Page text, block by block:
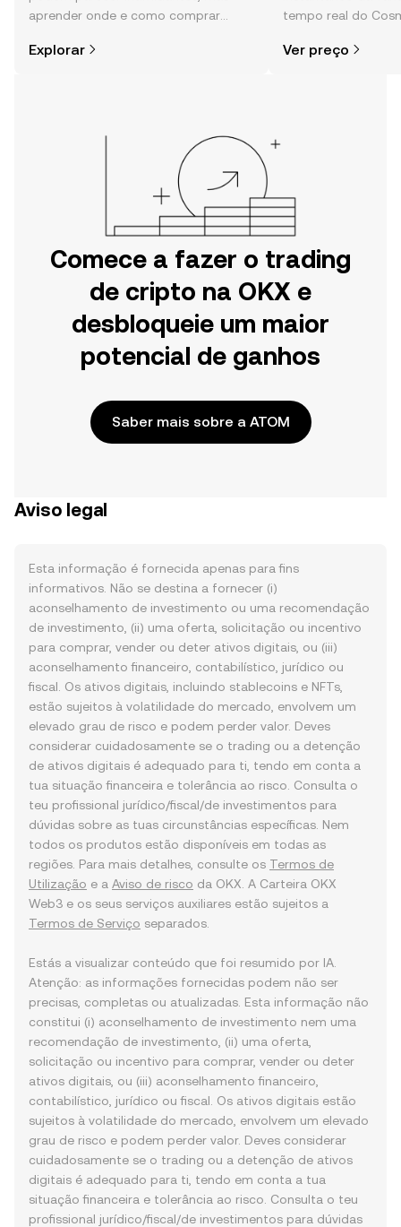
aprender onde e como comprar
Começa a tua viagem na aplicação
Explorar
tempo real do
mais.
Ver preço
Comece a fazer o trading
de cripto na OKX e
desbloqueie um maior
potencial de ganhos
Saber mais sobre a ATOM
Aviso legal
Esta informação é fornecida apenas para fins
informativos. Não se destina a fornecer (i)
aconselhamento de investimento ou uma recomendação
de investimento, (ii) uma oferta, solicitação ou incentivo
para comprar, vender ou deter ativos digitais, ou (iii)
aconselhamento financeiro, contabilístico, jurídico ou
fiscal. Os ativos digitais, incluindo stablecoins e NFTs,
estão sujeitos à volatilidade do mercado, envolvem um
elevado grau de risco e podem perder valor. Deves
considerar cuidadosamente se o trading ou a detenção
de ativos digitais é adequado para ti, tendo em conta a
tua situação financeira e tolerância ao risco. Consulta o
teu profissional jurídico/fiscal/de investimentos para
dúvidas sobre as tuas circunstâncias específicas. Nem
todos os produtos estão disponíveis em todas as
regiões. Para mais detalhes, consulte os Termos de
Utilização e a Aviso de risco da OKX. A Carteira OKX
Web3 e os seus serviços auxiliares estão sujeitos a
Termos de Serviço separados.
Estás a visualizar conteúdo que foi resumido por IA.
Atenção: as informações fornecidas podem não ser
precisas, completas ou atualizadas. Esta informação não
constitui (i) aconselhamento de investimento nem uma
recomendação de investimento, (ii) uma oferta,
solicitação ou incentivo para comprar, vender ou deter
ativos digitais, ou (iii) aconselhamento financeiro,
contabilístico, jurídico ou fiscal. Os ativos digitais estão
sujeitos à volatilidade do mercado, envolvem um elevado
grau de risco e podem perder valor. Deves considerar
cuidadosamente se o trading ou a detenção de ativos
digitais é adequado para ti, tendo em conta a tua
situação financeira e tolerância ao risco. Consulta o teu
profissional jurídico/fiscal/de investimentos para dúvidas